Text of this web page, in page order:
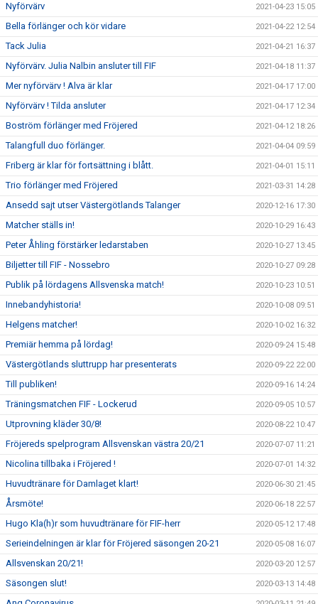
Nyförvärv 2021-04-23 15:05
Bella förlänger och kör vidare 2021-04-22 12:54
Tack Julia 2021-04-21 16:37
Nyförvärv. Julia Nalbin ansluter till FIF 2021-04-18 11:37
Mer nyförvärv ! Alva är klar 2021-04-17 17:00
Nyförvärv ! Tilda ansluter 2021-04-17 12:34
Boström förlänger med Fröjered 2021-04-12 18:26
Talangfull duo förlänger. 2021-04-04 09:59
Friberg är klar för fortsättning i blått. 2021-04-01 15:11
Trio förlänger med Fröjered 2021-03-31 14:28
Ansedd sajt utser Västergötlands Talanger 2020-12-16 17:30
Matcher ställs in! 2020-10-29 16:43
Peter Åhling förstärker ledarstaben 2020-10-27 13:45
Biljetter till FIF - Nossebro 2020-10-27 09:28
Publik på lördagens Allsvenska match! 2020-10-23 10:51
Innebandyhistoria! 2020-10-08 09:51
Helgens matcher! 2020-10-02 16:32
Premiär hemma på lördag! 2020-09-24 15:48
Västergötlands sluttrupp har presenterats 2020-09-22 22:00
Till publiken! 2020-09-16 14:24
Träningsmatchen FIF - Lockerud 2020-09-05 10:57
Utprovning kläder 30/8! 2020-08-22 10:47
Fröjereds spelprogram Allsvenskan västra 20/21 2020-07-07 11:21
Nicolina tillbaka i Fröjered ! 2020-07-01 14:32
Huvudtränare för Damlaget klart! 2020-06-30 21:45
Årsmöte! 2020-06-18 22:57
Hugo Kla(h)r som huvudtränare för FIF-herr 2020-05-12 17:48
Serieindelningen är klar för Fröjered säsongen 20-21 2020-05-08 16:07
Allsvenskan 20/21! 2020-03-20 12:57
Säsongen slut! 2020-03-13 14:48